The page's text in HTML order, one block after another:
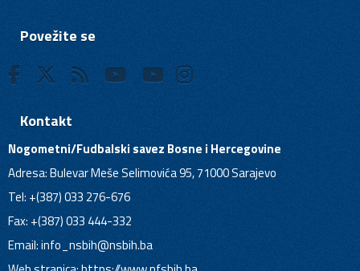
Povežite se
Kontakt
Nogometni/Fudbalski savez Bosne i Hercegovine
Adresa: Bulevar Meše Selimovića 95, 71000 Sarajevo
Tel: +(387) 033 276-676
Fax: +(387) 033 444-332
Email:info_nsbih@nsbih.ba